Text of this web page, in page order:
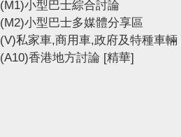
(M1)小型巴士綜合討論
(M2)小型巴士多媒體分享區
(V)私家車,商用車,政府及特種車輛
(A10)香港地方討論 [精華]